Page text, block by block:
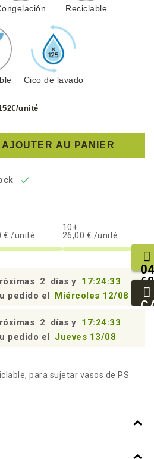
Reciclable
Cico de lavado
unité
AJOUTER AU PANIER

€ /unité
10+
26,00 € /unité
2 días y 17:24:32
pedido el
Miércoles 12/08
2 días y 17:24:32
pedido el
Jueves 13/08
para sujetar vasos de PS
04
68
25
93